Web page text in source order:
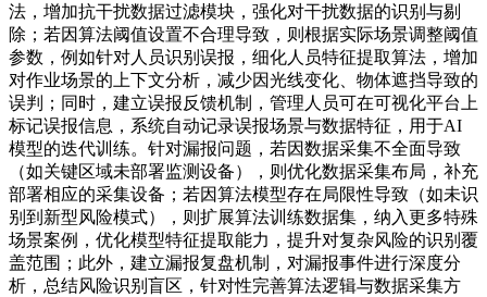
法，增加抗干扰数据过滤模块，强化对干扰数据的识别与剔
除；若因算法阈值设置不合理导致，则根据实际场景调整阈值
参数，例如针对人员识别误报，细化人员特征提取算法，增加
对作业场景的上下文分析，减少因光线变化、物体遮挡导致的
误判；同时，建立误报反馈机制，管理人员可在可视化平台上
标记误报信息，系统自动记录误报场景与数据特征，用于AI
模型的迭代训练。针对漏报问题，若因数据采集不全面导致
（如关键区域未部署监测设备），则优化数据采集布局，补充
部署相应的采集设备；若因算法模型存在局限性导致（如未识
别到新型风险模式），则扩展算法训练数据集，纳入更多特殊
场景案例，优化模型特征提取能力，提升对复杂风险的识别覆
盖范围；此外，建立漏报复盘机制，对漏报事件进行深度分
析，总结风险识别盲区，针对性完善算法逻辑与数据采集方